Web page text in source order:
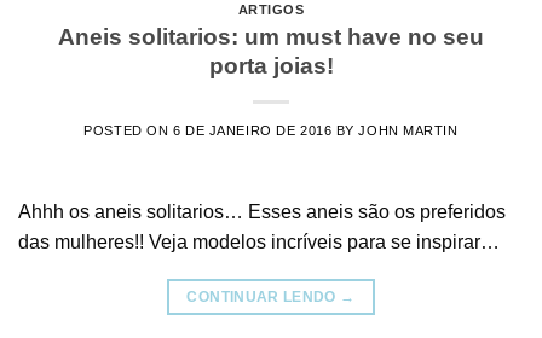
ARTIGOS
Aneis solitarios: um must have no seu
porta joias!
POSTED ON 6 DE JANEIRO DE 2016 BYJOHN MARTIN
Ahhh os aneis solitarios… Esses aneis são os preferidos
das mulheres!! Veja modelos incríveis para se inspirar…
CONTINUAR LENDO →